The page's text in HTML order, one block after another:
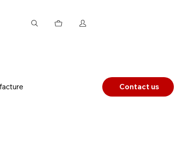
Contact us